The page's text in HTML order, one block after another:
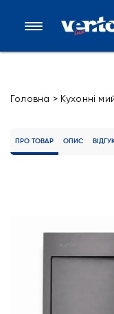
Головна > Кухонні
ПРО ТОВАР ОПИС